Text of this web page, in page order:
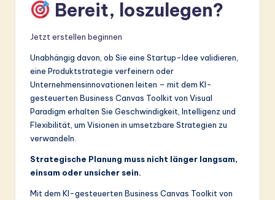
Bereit, loszulegen?
Jetzt erstellen beginnen
Unabhängig davon, ob Sie eine Startup-Idee validieren,
eine Produktstrategie verfeinern oder
Unternehmensinnovationen leiten – mit dem KI-
gesteuerten Business Canvas Toolkit von Visual
Paradigm erhalten Sie Geschwindigkeit, Intelligenz und
Flexibilität, um Visionen in umsetzbare Strategien zu
verwandeln.
Strategische Planung muss nicht länger langsam,
einsam oder unsicher sein.
Mit dem KI-gesteuerten Business Canvas Toolkit von